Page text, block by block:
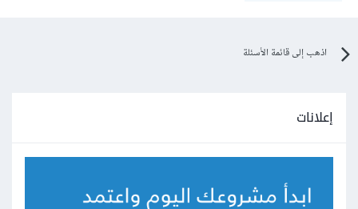
اذهب إلى قائمة الأسئلة
إعلانات